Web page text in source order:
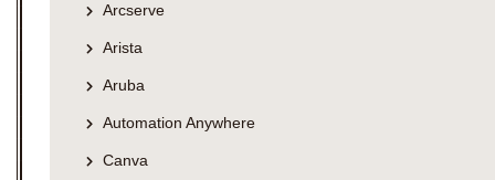
Arcserve
Arista
Aruba
Automation Anywhere
Canva